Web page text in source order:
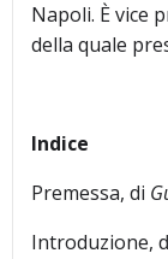
Napoli. È vice
della quale
Indice
Premessa, di
Introduzione,